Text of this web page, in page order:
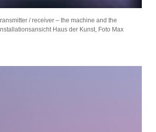
/ receiver – the machine and the
Haus der Kunst, Foto Max